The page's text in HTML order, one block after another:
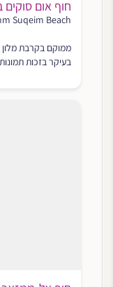
חוף אום סוקים
Suqeim Beach
ממוקם בקרבת מלון
בעיקר בזכות